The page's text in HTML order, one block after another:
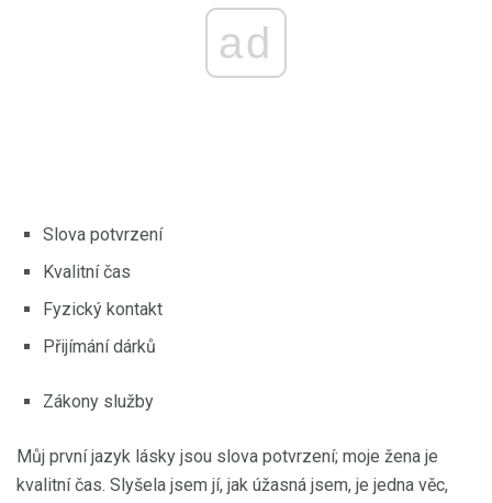
ad
Slova potvrzení
Kvalitní čas
Fyzický kontakt
Přijímání dárků
Zákony služby
Můj první jazyk lásky jsou slova potvrzení; moje žena je
kvalitní čas. Slyšela jsem jí, jak úžasná jsem, je jedna věc,